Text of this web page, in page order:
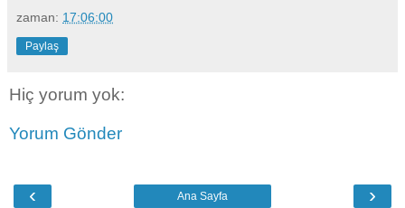
zaman: 17:06:00
Paylaş
Hiç yorum yok:
Yorum Gönder
‹ ›
Ana Sayfa